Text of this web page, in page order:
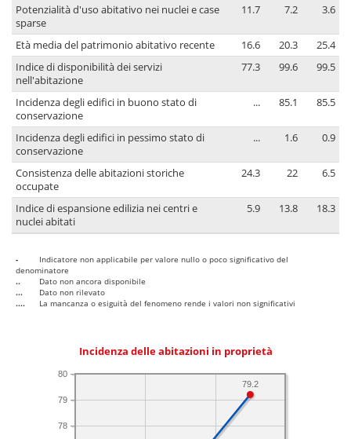
Potenzialità d'uso abitativo nei nuclei e case
sparse
11.7 7.2 3.6
Età media del patrimonio abitativo recente 16.6 20.3
25.4
Indice di disponibilità dei servizi
nell'abitazione
77.3 99.6 99.5
Incidenza degli edifici in buono stato di
conservazione
... 85.1 85.5
Incidenza degli edifici in pessimo stato di
conservazione
... 1.6 0.9
Consistenza delle abitazioni storiche
occupate
24.3 22 6.5
Indice di espansione edilizia nei centri e
nuclei abitati
5.9 13.8 18.3
-
Indicatore non applicabile per valore nullo o poco significativo del
denominatore
..
Dato non ancora disponibile
...
Dato non rilevato
....
La mancanza o esiguità del fenomeno rende i valori non significativi
Incidenza delle abitazioni in proprietà
78
79
80
79.2